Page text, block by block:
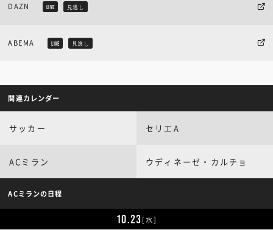
DAZN LIVE 見逃し
ABEMA LIVE 見逃し
関連カレンダー
サッカー セリエA
ACミラン ウディネーゼ・カルチョ
ACミランの日程
10.23[水]